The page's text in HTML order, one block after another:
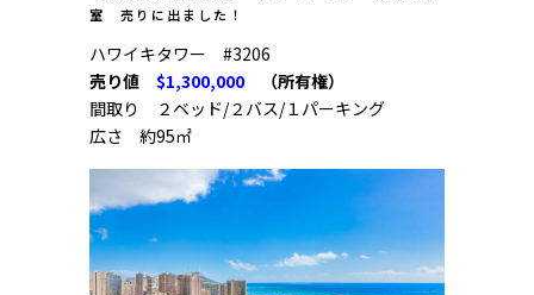
室 売りに出ました！
ハワイキタワー #3206
売り値 $1,300,000
（所有権）
間取り ２ベッド/２バス/１パーキング
広さ 約95㎡